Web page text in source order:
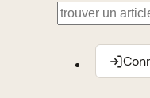
Rechercher